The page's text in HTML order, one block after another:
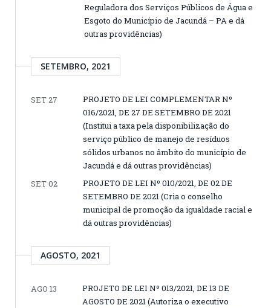
Reguladora dos Serviços Públicos de Água e
Esgoto do Município de Jacundá – PA e dá
outras providências)
SETEMBRO, 2021
SET 27
PROJETO DE LEI COMPLEMENTAR Nº
016/2021, DE 27 DE SETEMBRO DE 2021
(Institui a taxa pela disponibilização do
serviço público de manejo de resíduos
sólidos urbanos no âmbito do município de
Jacundá e dá outras providências)
SET 02
PROJETO DE LEI Nº 010/2021, DE 02 DE
SETEMBRO DE 2021 (Cria o conselho
municipal de promoção da igualdade racial e
dá outras providências)
AGOSTO, 2021
AGO 13
PROJETO DE LEI Nº 013/2021, DE 13 DE
AGOSTO DE 2021 (Autoriza o executivo